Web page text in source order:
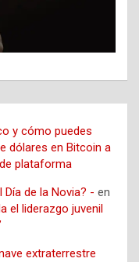
y cómo puedes
dólares en Bitcoin a
plataforma
de la Novia? - en
el liderazgo juvenil
extraterrestre